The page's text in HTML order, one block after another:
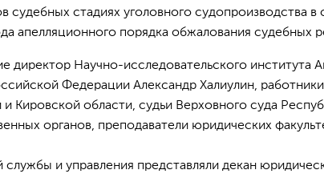
судебных стадиях уголовного судопроизводства в
апелляционного порядка обжалования судебных
директор Научно-исследовательского института
Федерации Александр Халиулин, работники
Кировской области, судьи Верховного суда
органов, преподаватели юридических
и управления представляли декан